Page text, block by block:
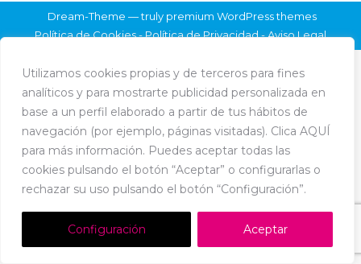
Utilizamos cookies propias y de terceros para fines
analíticos y para mostrarte publicidad personalizada en
base a un perfil elaborado a partir de tus hábitos de
navegación (por ejemplo, páginas visitadas). Clica AQUÍ
para más información. Puedes aceptar todas las
cookies pulsando el botón “Aceptar” o configurarlas o
rechazar su uso pulsando el botón “Configuración”.
Configuración Aceptar
Dream-Theme — truly premium WordPress themes
Política de Cookies-Política de Privacidad-Aviso Legal